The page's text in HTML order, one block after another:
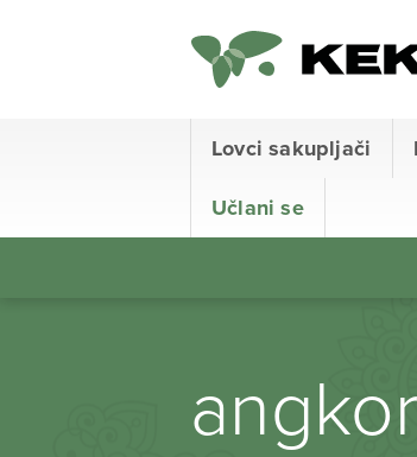
Lovci sakupljači
Učlani se